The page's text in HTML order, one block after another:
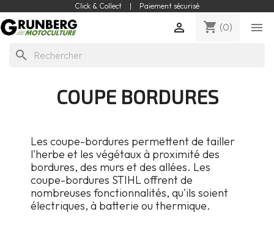
Click & Collect | Paiement sécurisé

shopping_cart (0)

search
COUPE BORDURES
Les coupe-bordures permettent de tailler
l'herbe et les végétaux à proximité des
bordures, des murs et des allées. Les
coupe-bordures STIHL offrent de
nombreuses fonctionnalités, qu'ils soient
électriques, à batterie ou thermique.